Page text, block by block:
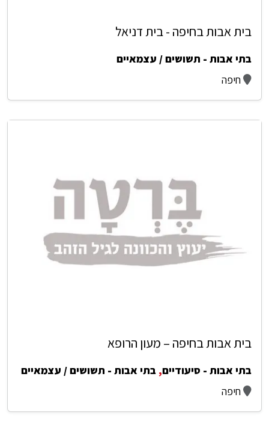
בית אבות בחיפה - בית דניאל
בתי אבות - תשושים / עצמאיים
חיפה
בית אבות בחיפה – מעון הרופא
בתי אבות - סיעודיים, בתי אבות - תשושים / עצמאיים
חיפה